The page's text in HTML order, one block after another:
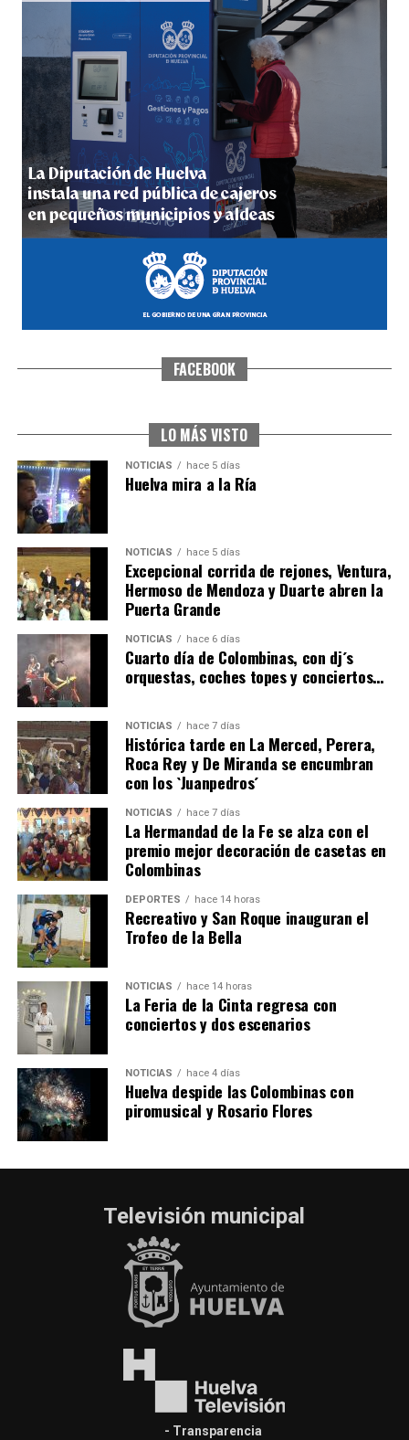
5º DÍA DE LAS FIESTAS COLOMBINAS 2026
hace 5 días·Huelvatv
CUARTA CORRIDA DE LAS FIESTAS COLOMBINAS
4º DÍA DE LAS FIESTAS COLOMBINAS 2026
hace 6 días Huelvatv
SEXTA CORRIDA DE LAS FIESTAS COLOMBINAS
2026
hace 4 días· Huelvatv
FACEBOOK
LO MÁS VISTO
NOTICIAS hace 5 días
Huelva mira a la Ría
NOTICIAS hace 5 días
Excepcional corrida de rejones, Ventura,
Hermoso de Mendoza y Duarte abren la
Puerta Grande
NOTICIAS hace 6 días
Cuarto día de Colombinas, con dj´s
orquestas, coches topes y conciertos…
NOTICIAS hace 7 días
Histórica tarde en La Merced, Perera,
Roca Rey y De Miranda se encumbran
con los `Juanpedros´
NOTICIAS hace 7 días
La Hermandad de la Fe se alza con el
premio mejor decoración de casetas en
Colombinas
DEPORTES hace 14 horas
Recreativo y San Roque inauguran el
Trofeo de la Bella
NOTICIAS hace 14 horas
La Feria de la Cinta regresa con
conciertos y dos escenarios
NOTICIAS hace 4 días
Huelva despide las Colombinas con
piromusical y Rosario Flores
Televisión municipal
- Transparencia